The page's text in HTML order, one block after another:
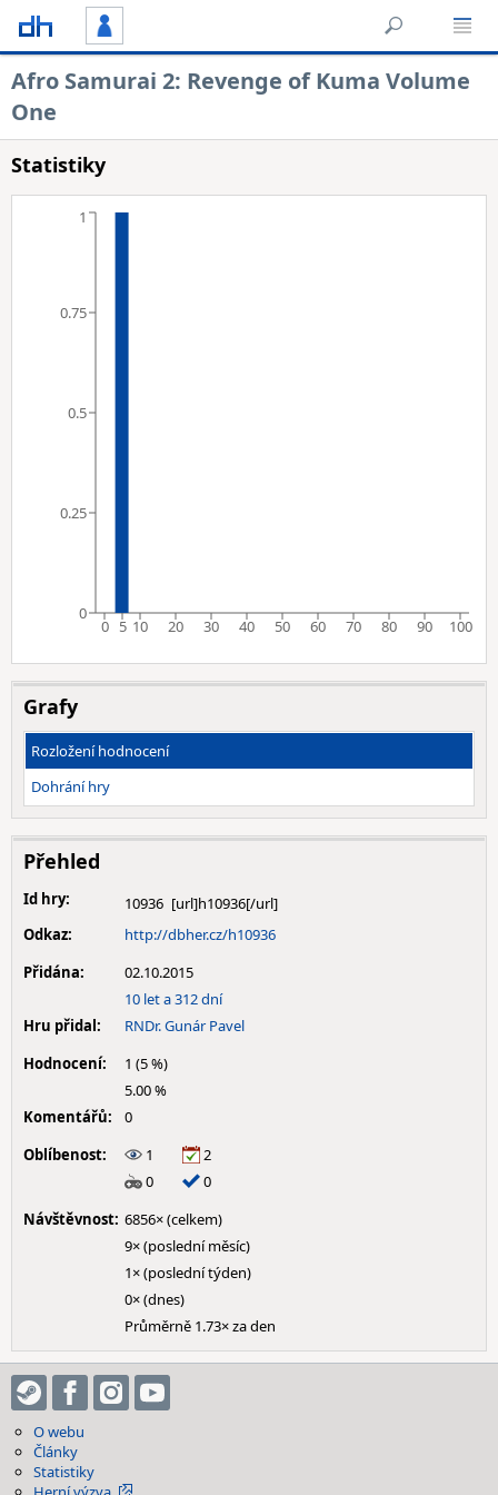
Afro Samurai 2: Revenge of Kuma Volume
One
Statistiky
0 5 10 20 30 40 50 60 70 80 90 100
0
0.25
0.5
0.75
1
Grafy
Rozložení hodnocení
Dohrání hry
Přehled
Id hry:
10936
Odkaz:
http://dbher.cz/h10936
Přidána:
02.10.2015
10 let a 312 dní
Hru přidal:
RNDr. Gunár Pavel
Hodnocení:
1 (5 %)
5.00 %
Komentářů:
0
Oblíbenost:
1
2
0
0
Návštěvnost: 6856× (celkem)
9× (poslední měsíc)
1× (poslední týden)
0× (dnes)
Průměrně 1.73× za den
O webu
Články
Statistiky